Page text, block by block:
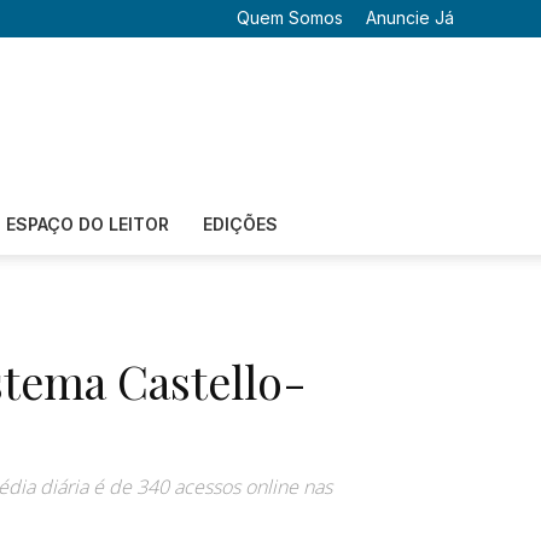
Quem Somos Anuncie Já
ESPAÇO DO LEITOR EDIÇÕES
Castello-
diária é de 340 acessos online nas